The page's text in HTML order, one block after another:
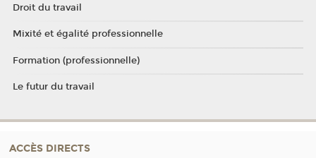
Droit du travail
Mixité et égalité professionnelle
Formation (professionnelle)
Le futur du travail
ACCÈS DIRECTS